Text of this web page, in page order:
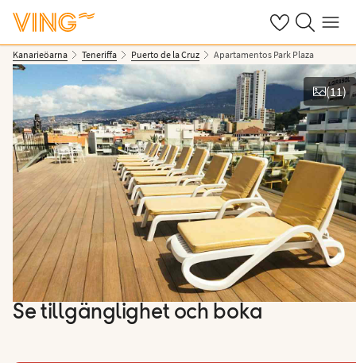
Se dinaSök på ving.se
Meny
Kanarieöarna Teneriffa Puerto de la Cruz Apartamentos Park Plaza
Se bilder
(11)
Se tillgänglighet och boka